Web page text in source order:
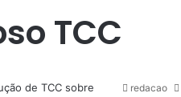
TCC
redacao